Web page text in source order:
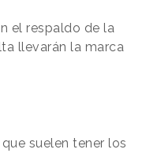
el respaldo de la
llevarán la marca
suelen tener los